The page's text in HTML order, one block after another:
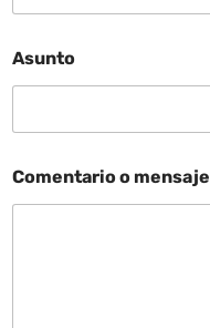
Asunto
Comentario o mensaje